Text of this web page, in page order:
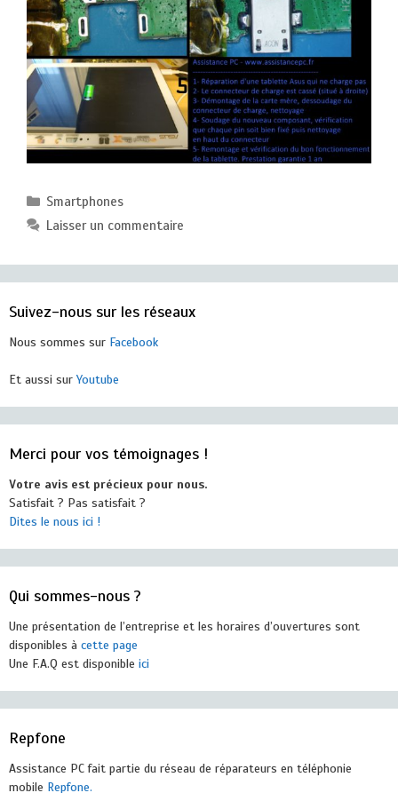
Catégories
Smartphones
Laisser un commentaire
Suivez-nous sur les réseaux
Nous sommes sur Facebook
Et aussi surYoutube
Merci pour vos témoignages !
Votre avis est précieux pour nous.
Satisfait ? Pas satisfait ?
Dites le nous ici !
Qui sommes-nous ?
Une présentation de l’entreprise et les horaires d’ouvertures sont
disponibles à cette page
Une F.A.Q est disponible ici
Repfone
Assistance PC fait partie du réseau de réparateurs en téléphonie
mobile Repfone.